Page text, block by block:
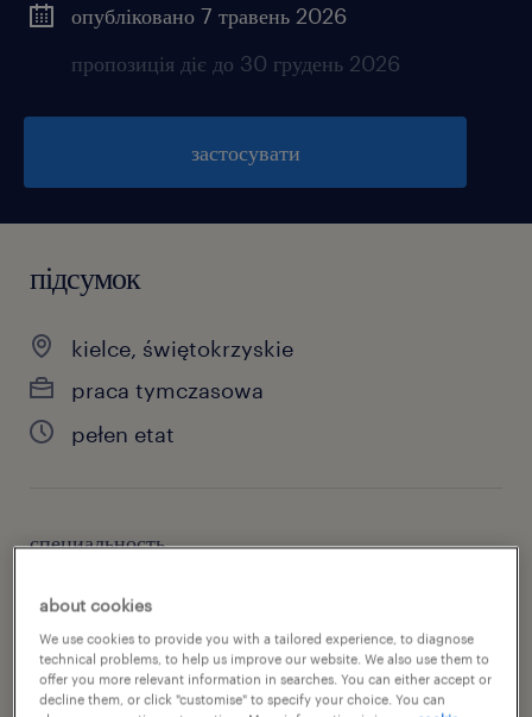
опубліковано 7 травень 2026
пропозиція діє до 30 грудень 2026
застосувати
підсумок
kielce, świętokrzyskie
praca tymczasowa
pełen etat
специальность
номер посилання
46840787
about cookies
We use cookies to provide you with a tailored experience, to diagnose
technical problems, to help us improve our website. We also use them to
offer you more relevant information in searches. You can either accept or
decline them, or click "customise" to specify your choice. You can